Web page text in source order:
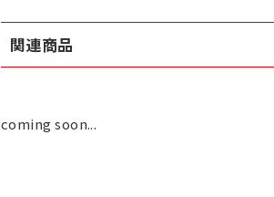
関連商品
coming soon...